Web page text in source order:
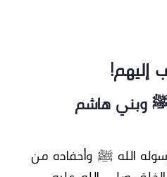
ﷺ وبني هاشم
الله ﷺ وأحفاده من